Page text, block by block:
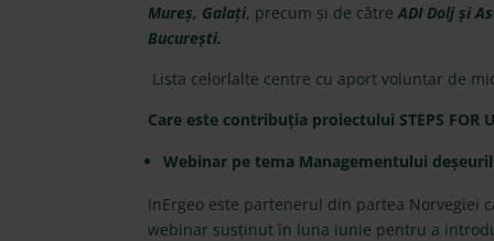
Mureș, Galați, precum și de către ADI Dolj și
București.
Lista celorlalte centre cu aport voluntar de
Care este contribuția proiectului STEPS FOR
Webinar pe tema Managementului
InErgeo este partenerul din partea Norvegiei
webinar susținut în luna iunie pentru a